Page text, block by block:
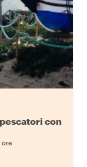
con
ore